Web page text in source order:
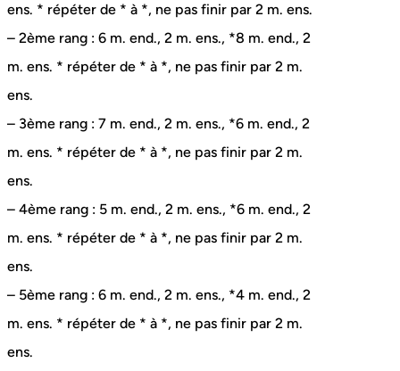
ens. * répéter de * à *, ne pas finir par 2 m. ens.
– 2ème rang : 6 m. end., 2 m. ens., *8 m. end., 2
m. ens. * répéter de * à *, ne pas finir par 2 m.
ens.
– 3ème rang : 7 m. end., 2 m. ens., *6 m. end., 2
m. ens. * répéter de * à *, ne pas finir par 2 m.
ens.
– 4ème rang : 5 m. end., 2 m. ens., *6 m. end., 2
m. ens. * répéter de * à *, ne pas finir par 2 m.
ens.
– 5ème rang : 6 m. end., 2 m. ens., *4 m. end., 2
m. ens. * répéter de * à *, ne pas finir par 2 m.
ens.